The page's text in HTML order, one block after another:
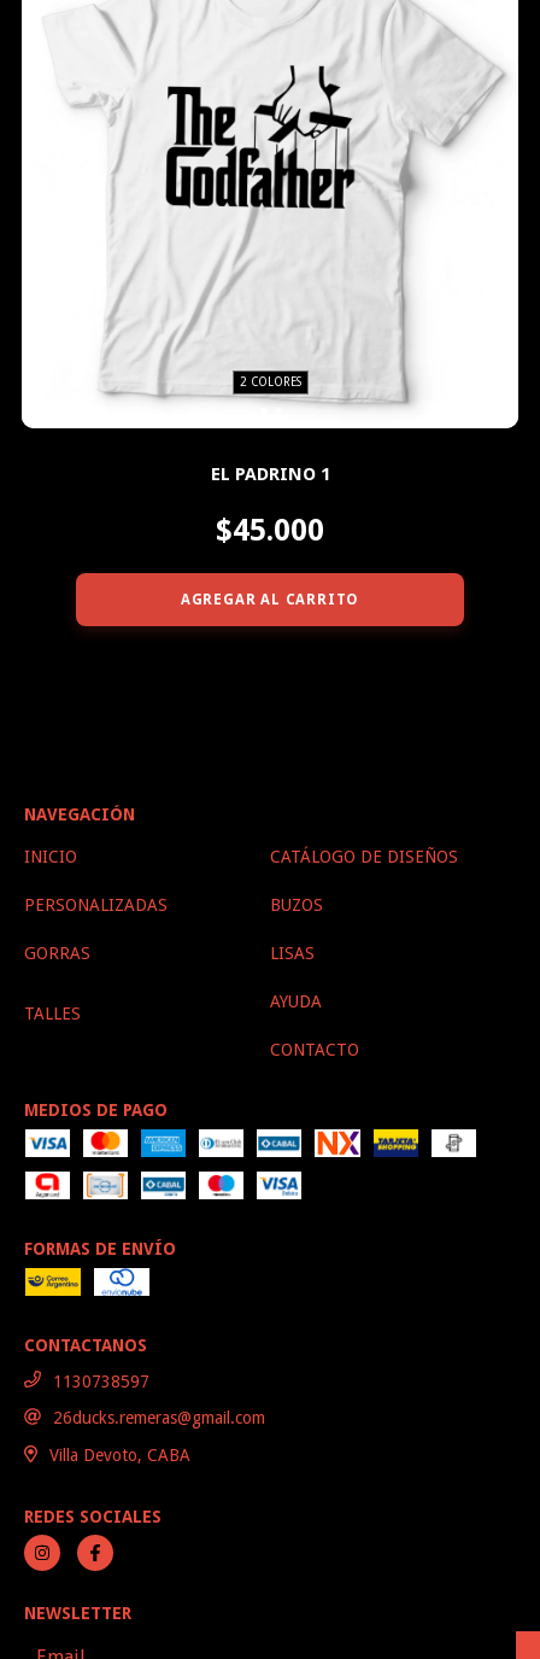
2 COLORES
EL PADRINO 1
$45.000
AGREGAR AL CARRITO
NAVEGACIÓN
INICIO CATÁLOGO DE DISEÑOS
PERSONALIZADAS BUZOS
GORRAS LISAS
TALLES
AYUDA
CONTACTO
MEDIOS DE PAGO
FORMAS DE ENVÍO
CONTACTANOS
1130738597
26ducks.remeras@gmail.com
Villa Devoto, CABA
REDES SOCIALES
NEWSLETTER